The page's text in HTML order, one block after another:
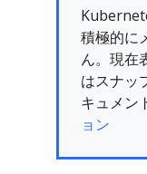
積極的に
ん。現在
はスナッ
キュメン
ョン